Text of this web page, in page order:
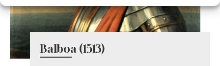
Balboa (1513)